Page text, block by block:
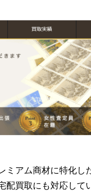
ミアム商材に特化し
買取にも対応して